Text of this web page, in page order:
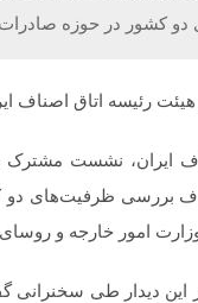
رئیسه اتاق اصناف
ایران، نشست
دوشنبه ۱۳ آذر ۱۴۰۲ با
امور خارجه و
دیدار طی سخنرانی